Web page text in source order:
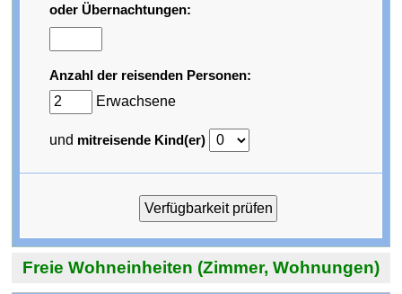
oder Übernachtungen:
Anzahl der reisenden Personen:
Erwachsene
und mitreisende Kind(er)
Freie Wohneinheiten (Zimmer, Wohnungen)